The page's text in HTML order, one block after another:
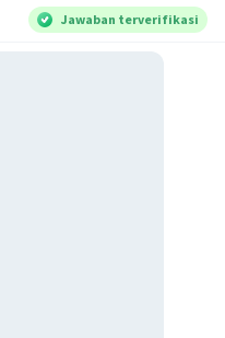
Jawaban terverifikasi